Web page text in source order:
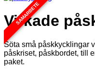
SAMARBETE
Virkade
Söta små påskkycklingar
påskriset, påskbordet, till
paket.